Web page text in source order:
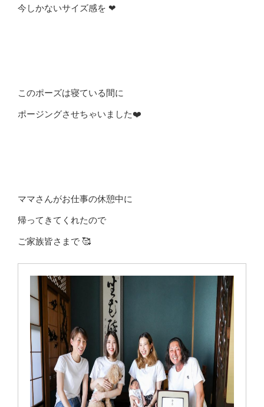
今しかないサイズ感を ❤︎
このポーズは寝ている間に
ポージングさせちゃいました❤️
ママさんがお仕事の休憩中に
帰ってきてくれたので
ご家族皆さまで 🥰